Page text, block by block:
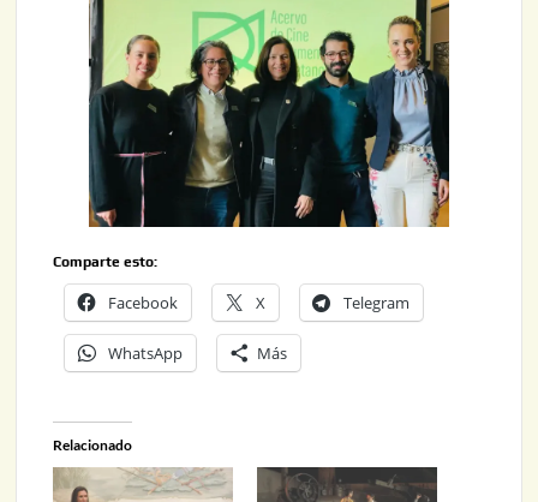
Comparte esto:
Facebook X Telegram
WhatsApp Más
Relacionado